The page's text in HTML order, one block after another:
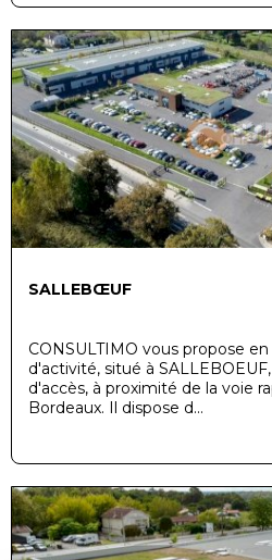
SALLEBŒUF
CONSULTIMO vous propose
d'activité, situé à
d'accès, à proximité de la voie
Bordeaux. Il dispose d...